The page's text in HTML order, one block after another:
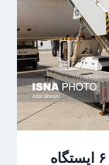
ورود حجاج به کشور از امروز/ ۶ ایستگاه